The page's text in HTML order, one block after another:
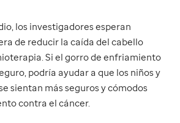
los investigadores esperan
de reducir la caída del cabello
Si el gorro de enfriamiento
podría ayudar a que los niños y
sientan más seguros y cómodos
contra el cáncer.